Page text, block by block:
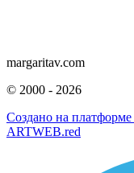
margaritav.com
© 2000 - 2026
Создано на платформе
ARTWEB.red